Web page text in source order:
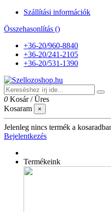
Szállítási információk
Összehasonlítás ()
+36-20/960-8840
+36-20/241-2105
+36-20/531-1390
0 Kosár /Üres
Kosaram
×
Jelenleg nincs termék a
Bejelentkezés
Termékeink